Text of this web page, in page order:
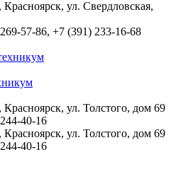
ул. Свердловская,
57-86, +7 (391) 233-16-68
ул. Толстого, дом 69
40-16
ул. Толстого, дом 69
40-16